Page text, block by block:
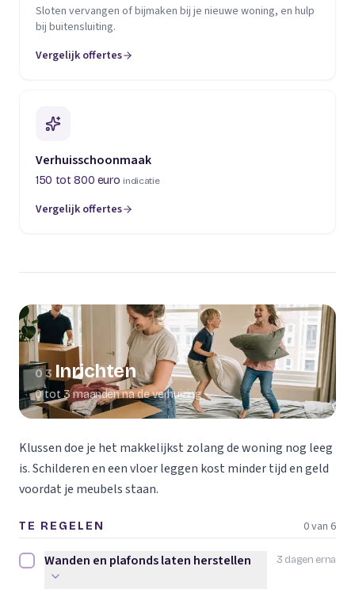
Sloten vervangen of bijmaken bij je nieuwe woning, en hulp
bij buitensluiting.
Vergelijk offertes
(opent in een nieuw tabblad)
Verhuisschoonmaak
150 tot 800 euro indicatie
Vergelijk offertes
(opent in een nieuw tabblad)
03 Inrichten
0 tot 3 maanden na de verhuizing
Klussen doe je het makkelijkst zolang de woning nog leeg
is. Schilderen en een vloer leggen kost minder tijd en geld
voordat je meubels staan.
TE REGELEN 0 van 6
3 dagen erna
Wanden en plafonds laten herstellen afvinken
Wanden en plafonds laten herstellen